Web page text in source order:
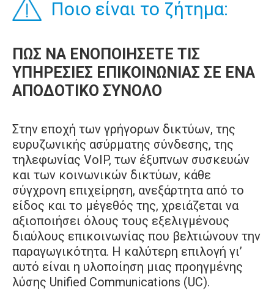
Ποιο είναι το ζήτημα:
ΠΩΣ ΝΑ ΕΝΟΠΟΙΗΣΕΤΕ ΤΙΣ
ΥΠΗΡΕΣΙΕΣ ΕΠΙΚΟΙΝΩΝΙΑΣ ΣΕ ΕΝΑ
ΑΠΟΔΟΤΙΚΟ ΣΥΝΟΛΟ
Στην εποχή των γρήγορων δικτύων, της
ευρυζωνικής ασύρματης σύνδεσης, της
τηλεφωνίας VoIP, των έξυπνων συσκευών
και των κοινωνικών δικτύων, κάθε
σύγχρονη επιχείρηση, ανεξάρτητα από το
είδος και το μέγεθός της, χρειάζεται να
αξιοποιήσει όλους τους εξελιγμένους
διαύλους επικοινωνίας που βελτιώνουν την
παραγωγικότητα. Η καλύτερη επιλογή γι’
αυτό είναι η υλοποίηση μιας προηγμένης
λύσης Unified Communications (UC).